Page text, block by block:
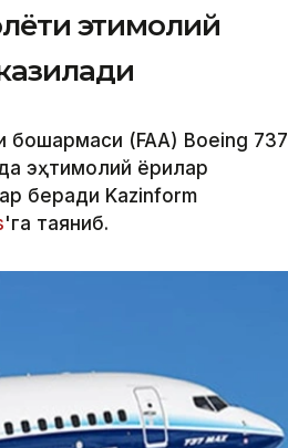
эҳтимолий
(FAA) Boeing 737
эҳтимолий ёриқлар
беради Kazinform
'га таяниб.